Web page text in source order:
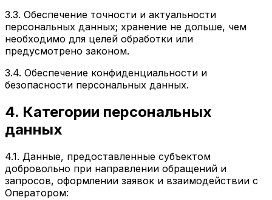
3.3. Обеспечение точности и актуальности
персональных данных; хранение не дольше, чем
необходимо для целей обработки или
предусмотрено законом.
3.4. Обеспечение конфиденциальности и
безопасности персональных данных.
4. Категории персональных
данных
4.1. Данные, предоставленные субъектом
добровольно при направлении обращений и
запросов, оформлении заявок и взаимодействии с
Оператором: